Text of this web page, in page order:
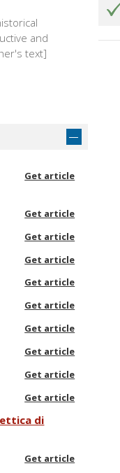
and
text]
Get article
Get article
Get article
Get article
Get article
Get article
Get article
Get article
Get article
Get article
di
Get article